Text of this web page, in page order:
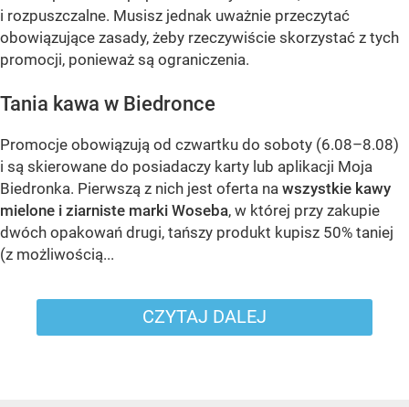
i rozpuszczalne. Musisz jednak uważnie przeczytać
obowiązujące zasady, żeby rzeczywiście skorzystać z tych
promocji, ponieważ są ograniczenia.
Tania kawa w Biedronce
Promocje obowiązują od czwartku do soboty (6.08–8.08)
i są skierowane do posiadaczy karty lub aplikacji Moja
Biedronka. Pierwszą z nich jest oferta na wszystkie kawy
mielone i ziarniste marki Woseba, w której przy zakupie
dwóch opakowań drugi, tańszy produkt kupisz 50% taniej
(z możliwością...
CZYTAJ DALEJ